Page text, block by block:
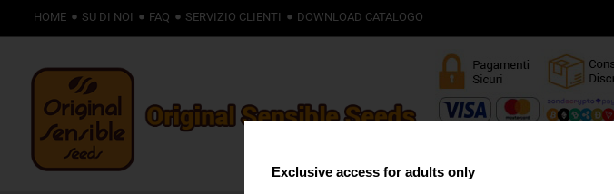
HOME SU DI NOI FAQ SERVIZIO CLIENTI DOWNLOAD CATALOGO
Exclusive access for adults only